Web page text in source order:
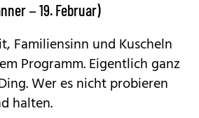
– 19. Februar)
Familiensinn und Kuscheln
Programm. Eigentlich ganz
Wer es nicht probieren
halten.